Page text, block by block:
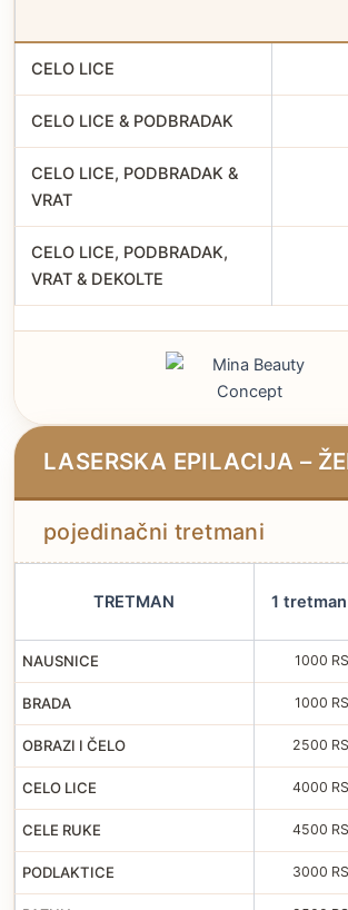
CELO LICE
CELO LICE & PODBRADAK
CELO LICE, PODBRADAK &
VRAT
CELO LICE, PODBRADAK,
VRAT & DEKOLTE
LASERSKA EPILACIJA –
pojedinačni tretmani
TRETMAN 1 tretman
NAUSNICE 1000
BRADA 1000
OBRAZI I ČELO 2500
CELO LICE 4000
CELE RUKE 4500
PODLAKTICE 3000